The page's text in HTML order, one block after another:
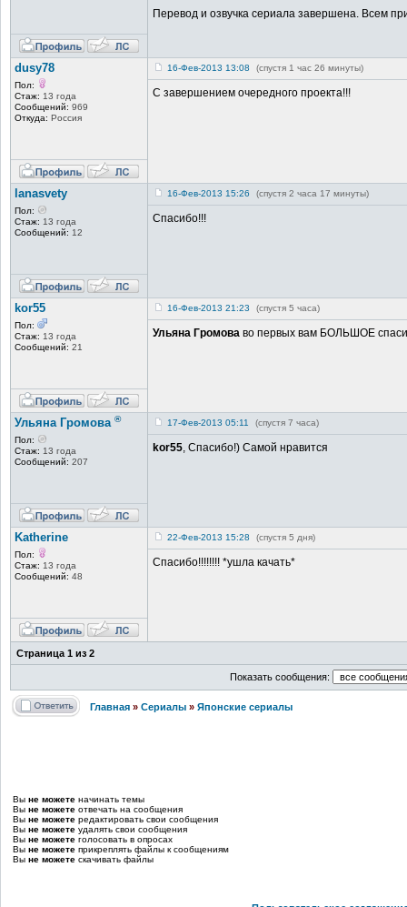
Перевод и озвучка сериала завершена. Всем
dusy78
Пол:
Стаж: 13 года
Сообщений: 969
Откуда: Россия
16-Фев-2013 13:08 (спустя 1 час 26 минуты)
С завершением очередного проекта!!!
lanasvety
Пол:
Стаж: 13 года
Сообщений: 12
16-Фев-2013 15:26 (спустя 2 часа 17 минуты)
Спасибо!!!
kor55
Пол:
Стаж: 13 года
Сообщений: 21
16-Фев-2013 21:23 (спустя 5 часа)
Ульяна Громова во первых вам БОЛЬШОЕ
Ульяна Громова ®
Пол:
Стаж: 13 года
Сообщений: 207
17-Фев-2013 05:11 (спустя 7 часа)
kor55 , Спасибо!) Самой нравится
Katherine
Пол:
Стаж: 13 года
Сообщений: 48
22-Фев-2013 15:28 (спустя 5 дня)
Спасибо!!!!!!!! *ушла качать*
Страница 1 из 2
Показать сообщения:
Главная » Сериалы » Японские сериалы
Вы не можете начинать темы
Вы не можете отвечать на сообщения
Вы не можете редактировать свои сообщения
Вы не можете удалять свои сообщения
Вы не можете голосовать в опросах
Вы не можете прикреплять файлы к сообщениям
Вы не можете скачивать файлы